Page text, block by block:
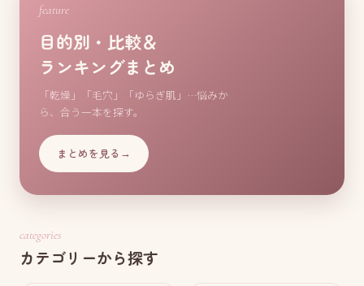
feature
目的別・比較＆
ランキングまとめ
「乾燥」「毛穴」「ゆらぎ肌」…悩みか
ら、合う一本を探す。
まとめを見る →
categories
カテゴリーから探す